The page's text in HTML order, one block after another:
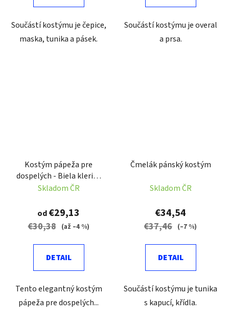
Součástí kostýmu je čepice,
maska, tunika a pásek.
Součástí kostýmu je overal
a prsa.
Kostým pápeža pre
dospelých - Biela klerika
a plášť
Skladom ČR
od€29,13
€30,38 (až –4 %)
DETAIL
Tento elegantný kostým
pápeža pre dospelých...
Čmelák pánský kostým
Skladom ČR
€34,54
€37,46 (–7 %)
DETAIL
Součástí kostýmu je tunika
s kapucí, křídla.